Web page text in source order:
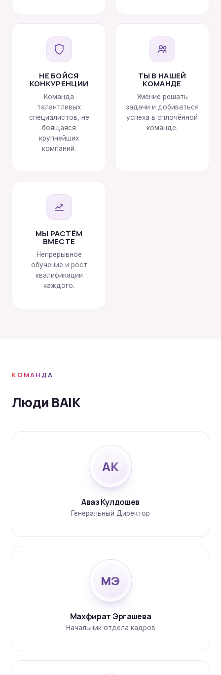
НЕ БОЙСЯ
КОНКУРЕНЦИИ
Команда
талантливых
специалистов, не
боящаяся
крупнейших
компаний.
ТЫ В НАШЕЙ
КОМАНДЕ
Умение решать
задачи и добиваться
успеха в сплочённой
команде.
МЫ РАСТЁМ
ВМЕСТЕ
Непрерывное
обучение и рост
квалификации
каждого.
КОМАНДА
Люди BAIK
АК
Аваз Кулдошев
Генеральный Директор
МЭ
Махфират Эргашева
Начальник отдела кадров